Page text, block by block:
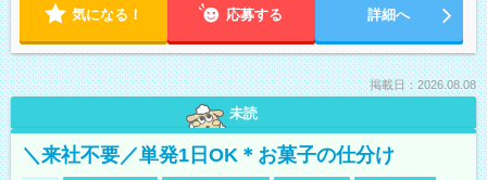
気になる！ 応募する 詳細へ
掲載日：2026.08.08
未読
＼来社不要／単発1日OK＊お菓子の仕分け